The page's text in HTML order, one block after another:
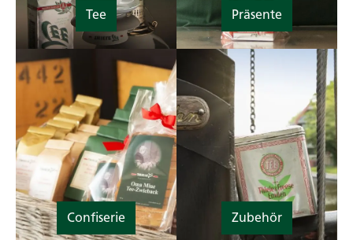
Tee Präsente
Confiserie Zubehör